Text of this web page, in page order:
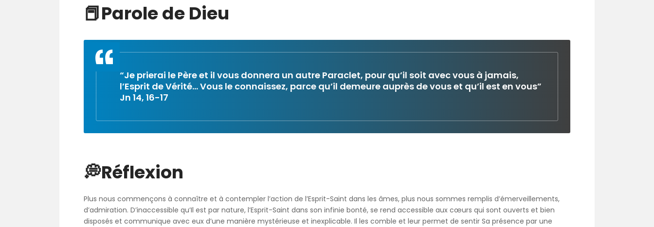
📕Parole de Dieu
“Je prierai le Père et il vous donnera un autre Paraclet, pour qu’il soit avec vous à jamais,
l’Esprit de Vérité… Vous le connaissez, parce qu’il demeure auprès de vous et qu’il est en vous”
Jn 14, 16-17
💭Réflexion
Plus nous commençons à connaître et à contempler l’action de l’Esprit-Saint dans les âmes, plus nous sommes remplis d’émerveillements,
d’admiration. D’inaccessible qu’Il est par nature, l’Esprit-Saint dans son infinie bonté, se rend accessible aux cœurs qui sont ouverts et bien
disposés et communique avec eux d’une manière mystérieuse et inexplicable. Il les comble et leur permet de sentir Sa présence par une